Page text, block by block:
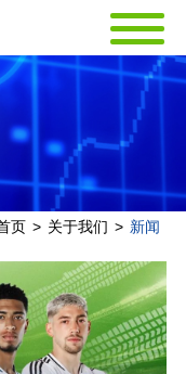
页 > 关于我们 > 新闻